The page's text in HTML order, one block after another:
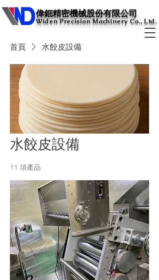
​偉鈿精密機械股份有限公司
Widen Precision Machinery Co., Ltd.
首頁 水餃皮設備
水餃皮設備
11 項產品